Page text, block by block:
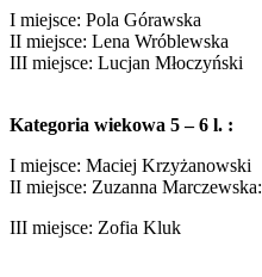
I miejsce: Pola Górawska
II miejsce: Lena Wróblewska
III miejsce: Lucjan Młoczyński
Kategoria wiekowa 5 – 6 l. :
I miejsce: Maciej Krzyżanowski
II miejsce: Zuzanna Marczewska:
III miejsce: Zofia Kluk